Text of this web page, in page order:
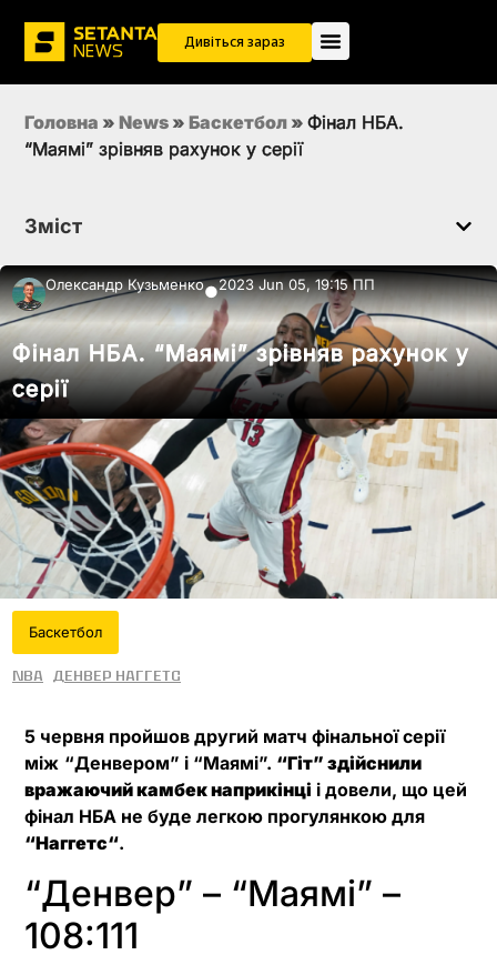
Дивіться зараз
Головна » News » Баскетбол » Фінал НБА.
“Маямі” зрівняв рахунок у серії
Зміст
Олександр Кузьменко●2023 Jun 05, 19:15 ПП
Фінал НБА. “Маямі” зрівняв рахунок у
серії
Баскетбол
NBA Денвер Наггетс
5 червня пройшов другий матч фінальної серії
між “Денвером” і “Маямі”. “Гіт” здійснили
вражаючий камбек наприкінці і довели, що цей
фінал НБА не буде легкою прогулянкою для
“Наггетс“.
“Денвер” – “Маямі” –
108:111